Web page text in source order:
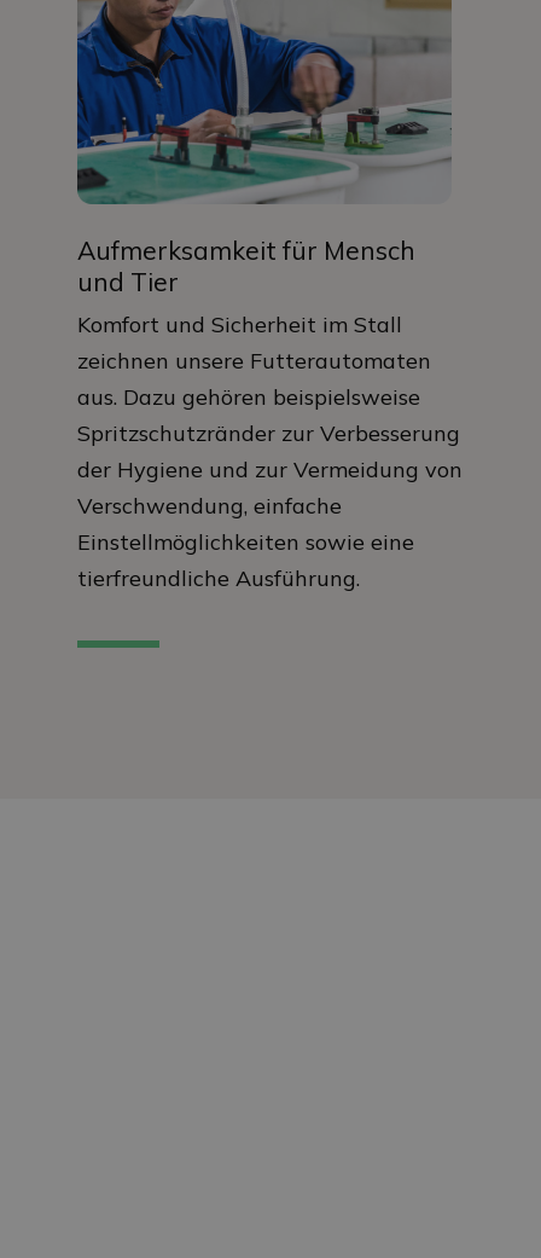
Aufmerksamkeit für Mensch
und Tier
Komfort und Sicherheit im Stall
zeichnen unsere Futterautomaten
aus. Dazu gehören beispielsweise
Spritzschutzränder zur Verbesserung
der Hygiene und zur Vermeidung von
Verschwendung, einfache
Einstellmöglichkeiten sowie eine
tierfreundliche Ausführung.